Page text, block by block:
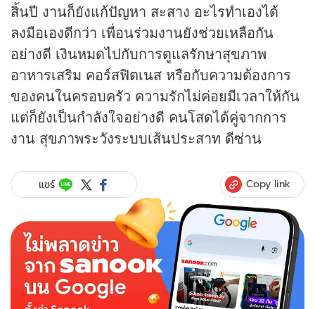
สิ้นปี งานก็ยังแก้ปัญหา สะสาง อะไรทำเองได้
ลงมือเองดีกว่า เพื่อนร่วมงานยังช่วยเหลือกัน
อย่างดี เงินหมดไปกับการดูแลรักษาสุขภาพ
อาหารเสริม คอร์สฟิตเนส หรือกับความต้องการ
ของคนในครอบครัว ความรักไม่ค่อยมีเวลาให้กัน
แต่ก็ยังเป็นกำลังใจอย่างดี คนโสดได้คู่จากการ
งาน สุขภาพระวังระบบเส้นประสาท ดีซ่าน
แชร์ Copy link